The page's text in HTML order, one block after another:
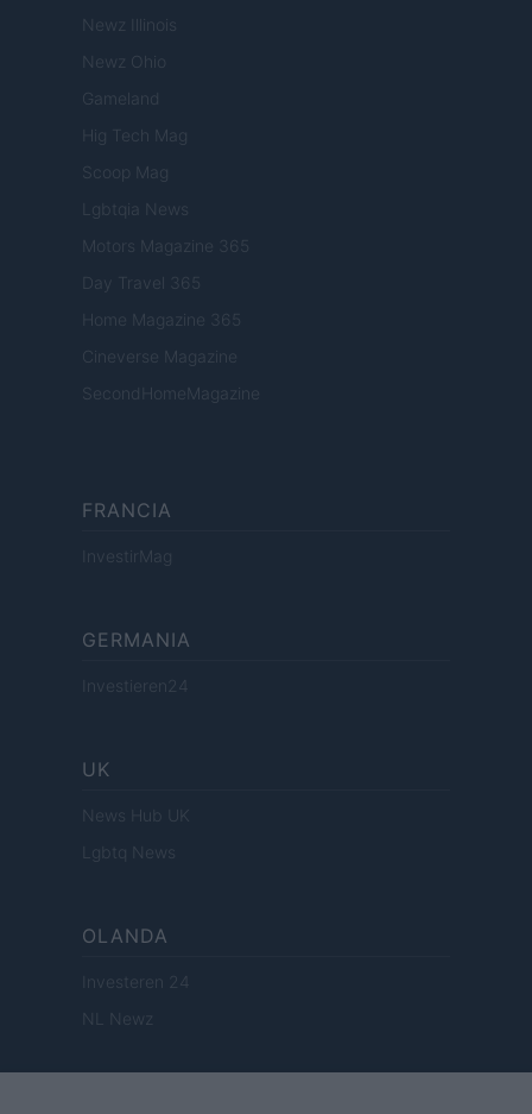
Newz Illinois
Newz Ohio
Gameland
Hig Tech Mag
Scoop Mag
Lgbtqia News
Motors Magazine 365
Day Travel 365
Home Magazine 365
Cineverse Magazine
SecondHomeMagazine
FRANCIA
InvestirMag
GERMANIA
Investieren24
UK
News Hub UK
Lgbtq News
OLANDA
Investeren 24
NL Newz